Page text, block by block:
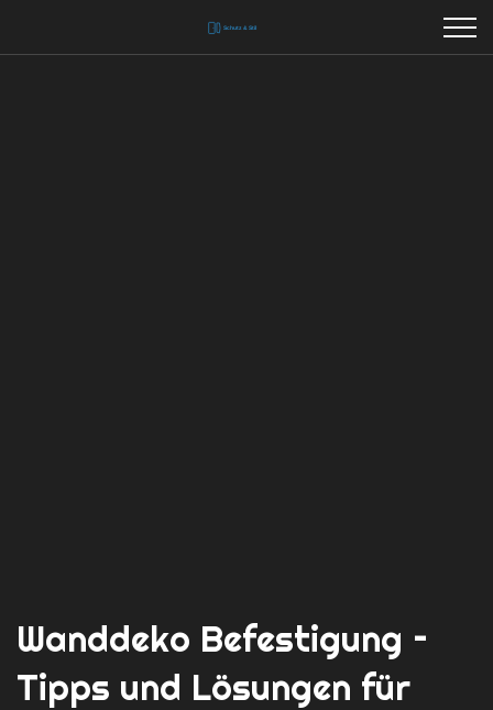
Wanddeko Befestigung –
Tipps und Lösungen für